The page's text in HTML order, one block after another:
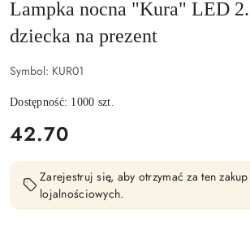
DZIECI
I
DOROSŁYCH
Lampka nocna "Kura" LED
dziecka na prezent
Symbol: KUR01
Dostępność: 1000 szt.
cena:
42.70
Zarejestruj się, aby otrzymać za ten
lojalnościowych.